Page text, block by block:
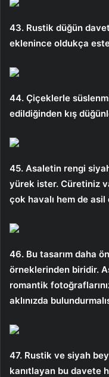
43. Rustik düğün
eklenince oldukça
44. Çiçeklerle
edildiğinden kış
45. Asaletin rengi
yürek ister. Cüretiniz
çok havalı hem de asil
46. ​​​Bu tasarım daha
örneklerinden biridir.
romantik
aklınızda
47. Rustik ve siyah
kanıtlayan bu davete